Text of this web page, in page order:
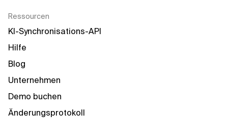
Ressourcen
KI-Synchronisations-API
Hilfe
Blog
Unternehmen
Demo buchen
Änderungsprotokoll